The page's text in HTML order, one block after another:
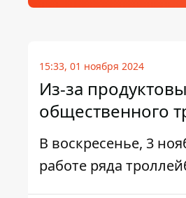
15:33, 01 ноября 2024
Из-за
общественного
В воскресенье, 3
работе ряда